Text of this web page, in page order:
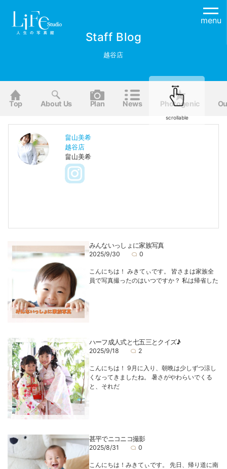
menu
Staff Blog
越谷店
Top About Us Plan News Photogenic
scrollable
畠山美希
越谷店
畠山美希
みんないっしょに家族写真
2025/9/30 0
こんにちは！ みきてぃです。 皆さまは家族全
員で写真撮ったのはいつですか？ 私は帰省した
ハーフ成人式と七五三とクイズ♪
2025/9/18 2
こんにちは！ 9月に入り、朝晩は少しずつ涼し
くなってきましたね。 暑さがやわらいでくる
と、それだ
甚平でニコニコ撮影
2025/8/31 0
こんにちは！みきてぃです。 先日、帰り道に南